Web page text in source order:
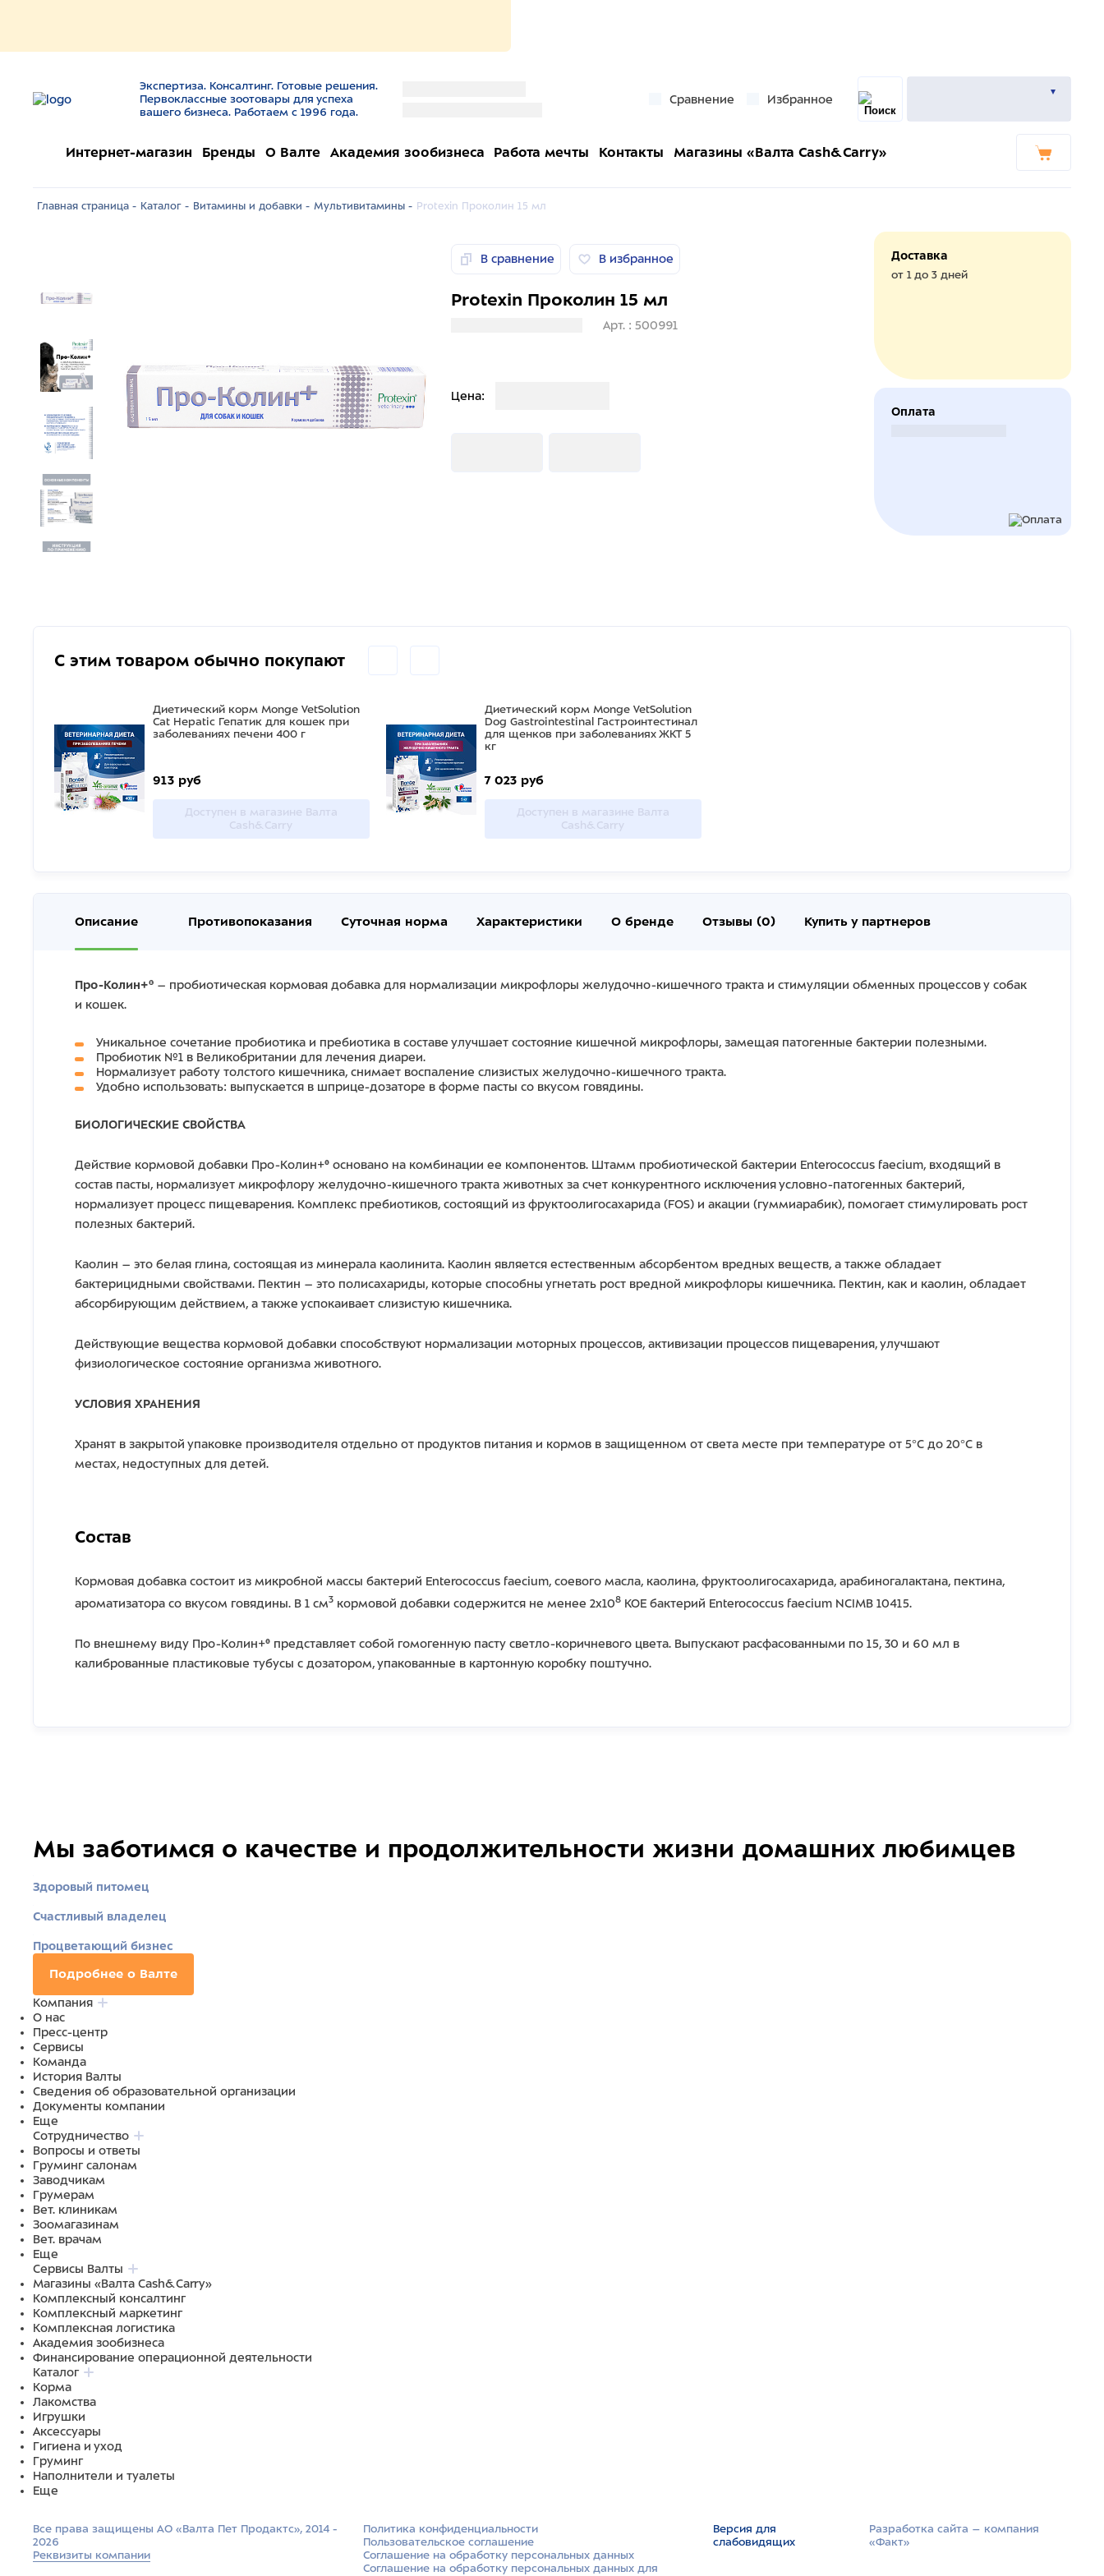
Экспертиза. Консалтинг. Готовые решения.
Первоклассные зоотовары для успеха
вашего бизнеса. Работаем с 1996 года.
Сравнение Избранное
Интернет-магазин Бренды О Валте Академия зообизнеса Работа мечты Контакты Магазины «Валта Cash&Carry»
Главная страница - Каталог - Витамины и добавки - Мультивитамины - Protexin Проколин 15 мл
В сравнение В избранное
Protexin Проколин 15 мл
Арт. : 500991
Цена:
Доставка
от 1 до 3 дней
Оплата
С этим товаром обычно покупают
Диетический корм Monge VetSolution
Cat Hepatic Гепатик для кошек при
заболеваниях печени 400 г
913 руб
Доступен в магазине Валта
Cash&Carry
Диетический корм Monge VetSolution
Dog Gastrointestinal Гастроинтестинал
для щенков при заболеваниях ЖКТ 5
кг
7 023 руб
Доступен в магазине Валта
Cash&Carry
Описание Противопоказания Суточная норма Характеристики О бренде Отзывы (0) Купить у партнеров
Про-Колин+® – пробиотическая кормовая добавка для нормализации микрофлоры желудочно-кишечного тракта и стимуляции обменных процессов у собак
и кошек.
Уникальное сочетание пробиотика и пребиотика в составе улучшает состояние кишечной микрофлоры, замещая патогенные бактерии полезными.
Пробиотик №1 в Великобритании для лечения диареи.
Нормализует работу толстого кишечника, снимает воспаление слизистых желудочно-кишечного тракта.
Удобно использовать: выпускается в шприце-дозаторе в форме пасты со вкусом говядины.
БИОЛОГИЧЕСКИЕ СВОЙСТВА
Действие кормовой добавки Про-Колин+® основано на комбинации ее компонентов. Штамм пробиотической бактерии Enterococcus faecium, входящий в
состав пасты, нормализует микрофлору желудочно-кишечного тракта животных за счет конкурентного исключения условно-патогенных бактерий,
нормализует процесс пищеварения. Комплекс пребиотиков, состоящий из фруктоолигосахарида (FOS) и акации (гуммиарабик), помогает стимулировать рост
полезных бактерий.
Каолин – это белая глина, состоящая из минерала каолинита. Каолин является естественным абсорбентом вредных веществ, а также обладает
бактерицидными свойствами. Пектин – это полисахариды, которые способны угнетать рост вредной микрофлоры кишечника. Пектин, как и каолин, обладает
абсорбирующим действием, а также успокаивает слизистую кишечника.
Действующие вещества кормовой добавки способствуют нормализации моторных процессов, активизации процессов пищеварения, улучшают
физиологическое состояние организма животного.
УСЛОВИЯ ХРАНЕНИЯ
Хранят в закрытой упаковке производителя отдельно от продуктов питания и кормов в защищенном от света месте при температуре от 5°С до 20°С в
местах, недоступных для детей.
Состав
Кормовая добавка состоит из микробной массы бактерий Enterococcus faecium, соевого масла, каолина, фруктоолигосахарида, арабиногалактана, пектина,
ароматизатора со вкусом говядины. В 1 см3 кормовой добавки содержится не менее 2х108 КОЕ бактерий Enterococcus faecium NCIMB 10415.
По внешнему виду Про-Колин+® представляет собой гомогенную пасту светло-коричневого цвета. Выпускают расфасованными по 15, 30 и 60 мл в
калиброванные пластиковые тубусы с дозатором, упакованные в картонную коробку поштучно.
Мы заботимся о качестве и продолжительности жизни домашних любимцев
Здоровый питомец
Счастливый владелец
Процветающий бизнес
Подробнее о Валте
Компания
О нас
Пресс-центр
Сервисы
Команда
История Валты
Сведения об образовательной организации
Документы компании
Еще
Сотрудничество
Вопросы и ответы
Груминг салонам
Заводчикам
Грумерам
Вет. клиникам
Зоомагазинам
Вет. врачам
Еще
Сервисы Валты
Магазины «Валта Cash&Carry»
Комплексный консалтинг
Комплексный маркетинг
Комплексная логистика
Академия зообизнеса
Финансирование операционной деятельности
Каталог
Корма
Лакомства
Игрушки
Аксессуары
Гигиена и уход
Груминг
Наполнители и туалеты
Еще
Все права защищены АО «Валта Пет Продактс», 2014 -
2026
Реквизиты компании
Политика конфиденциальности
Пользовательское соглашение
Соглашение на обработку персональных данных
Соглашение на обработку персональных данных для
Версия для
слабовидящих
Разработка сайта –­ компания
«Факт»